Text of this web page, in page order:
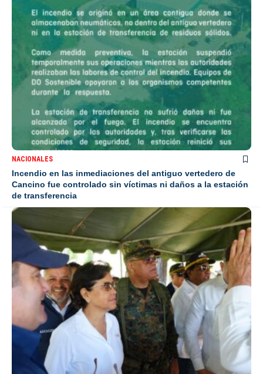
NACIONALES
Incendio en las inmediaciones del antiguo vertedero de
Cancino fue controlado sin víctimas ni daños a la estación
de transferencia